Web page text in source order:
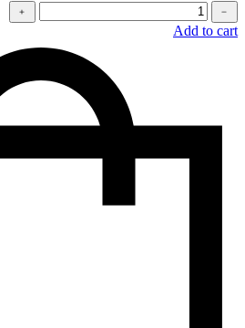
كمية
Oversized
t-
﹣
﹢
Add to cart